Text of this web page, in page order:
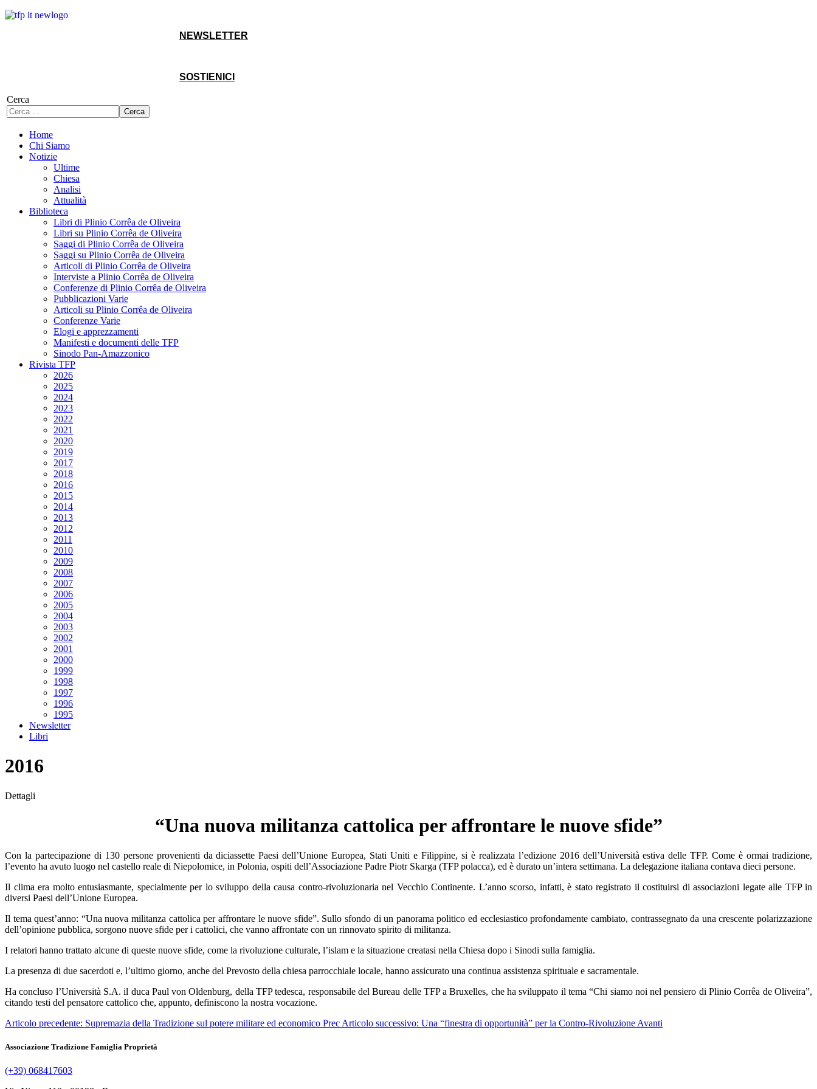
NEWSLETTER
SOSTIENICI
Cerca
Cerca
Home
Chi Siamo
Notizie
Ultime
Chiesa
Analisi
Attualità
Biblioteca
Libri di Plinio Corrêa de Oliveira
Libri su Plinio Corrêa de Oliveira
Saggi di Plinio Corrêa de Oliveira
Saggi su Plinio Corrêa de Oliveira
Articoli di Plinio Corrêa de Oliveira
Interviste a Plinio Corrêa de Oliveira
Conferenze di Plinio Corrêa de Oliveira
Pubblicazioni Varie
Articoli su Plinio Corrêa de Oliveira
Conferenze Varie
Elogi e apprezzamenti
Manifesti e documenti delle TFP
Sinodo Pan-Amazzonico
Rivista TFP
2026
2025
2024
2023
2022
2021
2020
2019
2017
2018
2016
2015
2014
2013
2012
2011
2010
2009
2008
2007
2006
2005
2004
2003
2002
2001
2000
1999
1998
1997
1996
1995
Newsletter
Libri
2016
Dettagli
“Una nuova militanza cattolica per affrontare le nuove sfide”
Con la partecipazione di 130 persone provenienti da diciassette Paesi dell’Unione Europea, Stati Uniti e Filippine, si è realizzata l’edizione 2016 dell’Università estiva delle TFP. Come è ormai tradizione,
l’evento ha avuto luogo nel castello reale di Niepolomice, in Polonia, ospiti dell’Associazione Padre Piotr Skarga (TFP polacca), ed è durato un’intera settimana. La delegazione italiana contava dieci persone.
Il clima era molto entusiasmante, specialmente per lo sviluppo della causa contro-rivoluzionaria nel Vecchio Continente. L’anno scorso, infatti, è stato registrato il costituirsi di associazioni legate alle TFP in
diversi Paesi dell’Unione Europea.
Il tema quest’anno: “Una nuova militanza cattolica per affrontare le nuove sfide”. Sullo sfondo di un panorama politico ed ecclesiastico profondamente cambiato, contrassegnato da una crescente polarizzazione
dell’opinione pubblica, sorgono nuove sfide per i cattolici, che vanno affrontate con un rinnovato spirito di militanza.
I relatori hanno trattato alcune di queste nuove sfide, come la rivoluzione culturale, l’islam e la situazione creatasi nella Chiesa dopo i Sinodi sulla famiglia.
La presenza di due sacerdoti e, l’ultimo giorno, anche del Prevosto della chiesa parrocchiale locale, hanno assicurato una continua assistenza spirituale e sacramentale.
Ha concluso l’Università S.A. il duca Paul von Oldenburg, della TFP tedesca, responsabile del Bureau delle TFP a Bruxelles, che ha sviluppato il tema “Chi siamo noi nel pensiero di Plinio Corrêa de Oliveira”,
citando testi del pensatore cattolico che, appunto, definiscono la nostra vocazione.
Articolo precedente: Supremazia della Tradizione sul potere militare ed economico Prec Articolo successivo: Una “finestra di opportunità” per la Contro-Rivoluzione Avanti
Associazione Tradizione Famiglia Proprietà
(+39) 068417603